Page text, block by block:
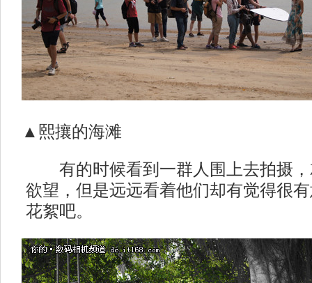
▲熙攘的海滩
有的时候看到一群人围上去拍摄，
欲望，但是远远看着他们却有觉得很
花絮吧。